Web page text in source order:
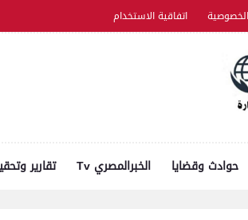
اتفاقية الاستخدام
حوادث وقضايا الخبرالمصري Tv تقارير